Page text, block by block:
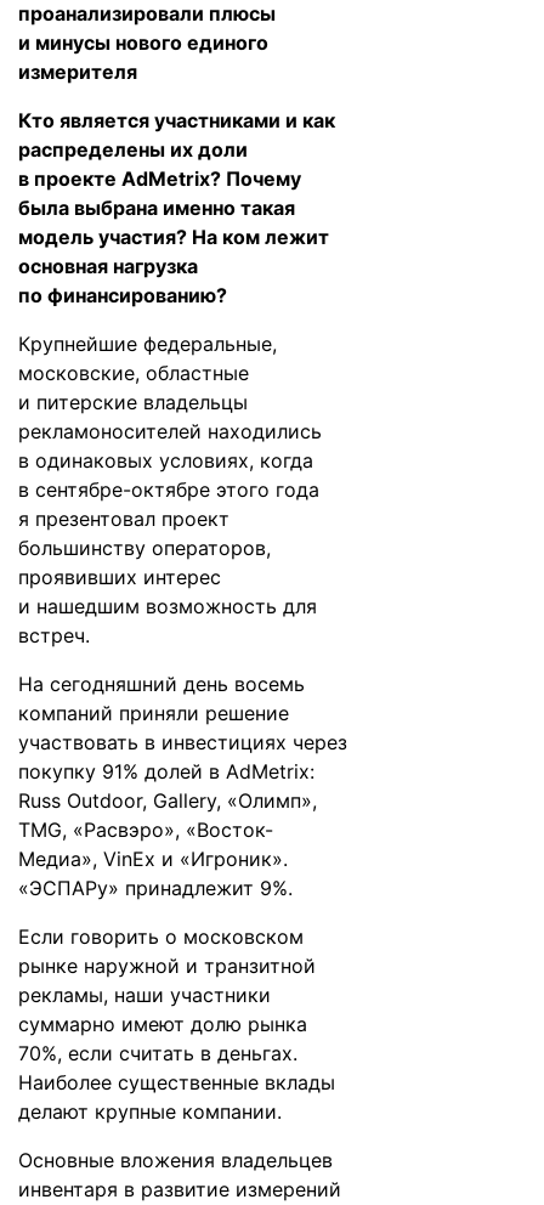
проанализировали плюсы
и минусы нового единого
измерителя
Кто является участниками и как
распределены их доли
в проекте AdMetrix? Почему
была выбрана именно такая
модель участия? На ком лежит
основная нагрузка
по финансированию?
Крупнейшие федеральные,
московские, областные
и питерские владельцы
рекламоносителей находились
в одинаковых условиях, когда
в сентябре-октябре этого года
я презентовал проект
большинству операторов,
проявивших интерес
и нашедшим возможность для
встреч.
На сегодняшний день восемь
компаний приняли решение
участвовать в инвестициях через
покупку 91% долей в AdMetrix:
Russ Outdoor, Gallery, «Олимп»,
TMG, «Расвэро», «Восток-
Медиа», VinEx и «Игроник».
«ЭСПАРу» принадлежит 9%.
Если говорить о московском
рынке наружной и транзитной
рекламы, наши участники
суммарно имеют долю рынка
70%, если считать в деньгах.
Наиболее существенные вклады
делают крупные компании.
Основные вложения владельцев
инвентаря в развитие измерений